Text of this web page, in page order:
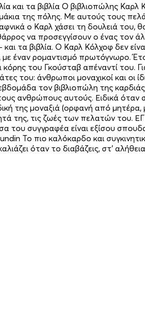
και τα βιβλία Ο βιβλιοπώλης
της πόλης. Με αυτούς τους
ο Καρλ χάσει τη δουλειά του,
να προσεγγίσουν ο ένας τον
τα βιβλία. O Καρλ Κόλχοφ δεν
με έναν ρομαντισμό πρωτόγνωρο.
του Γκούσταβ απέναντί του.
του: άνθρωποι μοναχικοί και
τον βιβλιοπώλη της
ανθρώπους αυτούς. Ειδικά όταν
της μοναξιά (ορφανή από
της, τις ζωές των πελατών
συγγραφέα είναι εξίσου
Το πιο καλόκαρδο και
όταν το διαβάζεις, στ’